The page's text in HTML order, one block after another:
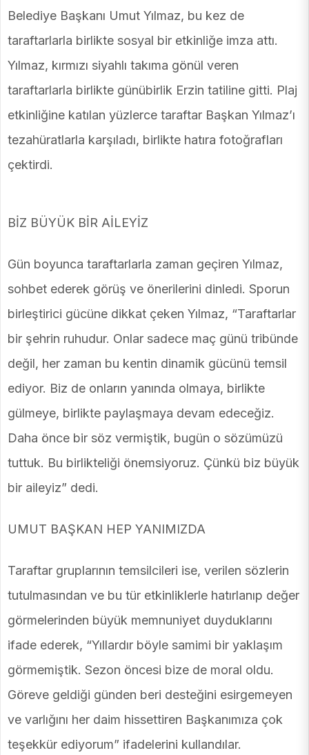
Belediye Başkanı Umut Yılmaz, bu kez de
taraftarlarla birlikte sosyal bir etkinliğe imza attı.
Yılmaz, kırmızı siyahlı takıma gönül veren
taraftarlarla birlikte günübirlik Erzin tatiline gitti. Plaj
etkinliğine katılan yüzlerce taraftar Başkan Yılmaz’ı
tezahüratlarla karşıladı, birlikte hatıra fotoğrafları
çektirdi.
BİZ BÜYÜK BİR AİLEYİZ
Gün boyunca taraftarlarla zaman geçiren Yılmaz,
sohbet ederek görüş ve önerilerini dinledi. Sporun
birleştirici gücüne dikkat çeken Yılmaz, “Taraftarlar
bir şehrin ruhudur. Onlar sadece maç günü tribünde
değil, her zaman bu kentin dinamik gücünü temsil
ediyor. Biz de onların yanında olmaya, birlikte
gülmeye, birlikte paylaşmaya devam edeceğiz.
Daha önce bir söz vermiştik, bugün o sözümüzü
tuttuk. Bu birlikteliği önemsiyoruz. Çünkü biz büyük
bir aileyiz” dedi.
UMUT BAŞKAN HEP YANIMIZDA
Taraftar gruplarının temsilcileri ise, verilen sözlerin
tutulmasından ve bu tür etkinliklerle hatırlanıp değer
görmelerinden büyük memnuniyet duyduklarını
ifade ederek, “Yıllardır böyle samimi bir yaklaşım
görmemiştik. Sezon öncesi bize de moral oldu.
Göreve geldiği günden beri desteğini esirgemeyen
ve varlığını her daim hissettiren Başkanımıza çok
teşekkür ediyorum” ifadelerini kullandılar.